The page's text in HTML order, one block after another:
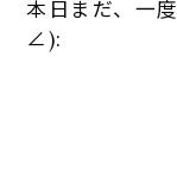
本日まだ、一
∠):